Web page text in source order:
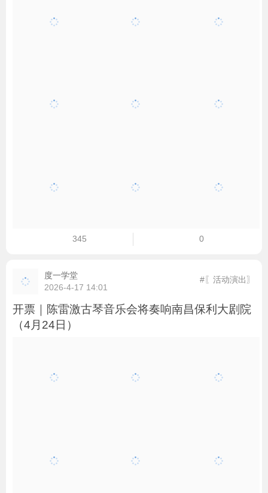
345 0
度一学堂
2026-4-17 14:01
#〖活动演出〗
开票｜陈雷激古琴音乐会将奏响南昌保利大剧院
（4月24日）